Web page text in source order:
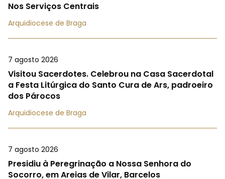
Nos Serviços Centrais
Arquidiocese de Braga
7 agosto 2026
Visitou Sacerdotes. Celebrou na Casa Sacerdotal
a Festa Litúrgica do Santo Cura de Ars, padroeiro
dos Párocos
Arquidiocese de Braga
7 agosto 2026
Presidiu à Peregrinação a Nossa Senhora do
Socorro, em Areias de Vilar, Barcelos